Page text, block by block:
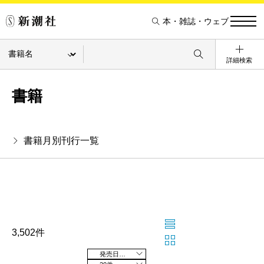
本・雑誌・ウェブ
詳細検索
書籍
書籍月別刊行一覧
3,502件